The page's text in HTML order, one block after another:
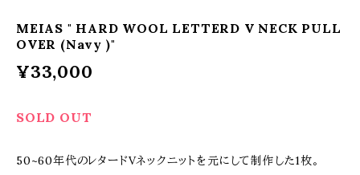
MEIAS " HARD WOOL LETTERD V NECK PULL
OVER (Navy )"
¥33,000
SOLD OUT
50~60年代のレタードVネックニットを元にして制作した1枚。